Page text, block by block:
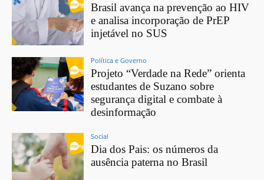
Brasil avança na prevenção ao HIV
e analisa incorporação de PrEP
injetável no SUS
Política e Governo
Projeto “Verdade na Rede” orienta
estudantes de Suzano sobre
segurança digital e combate à
desinformação
Social
Dia dos Pais: os números da
ausência paterna no Brasil